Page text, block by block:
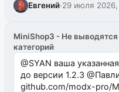
Евгений·29 июля 2026,
MiniShop3 - Не
категорий
@SYAN ваша
до версии 1.2.3
github.com/modx-pro/